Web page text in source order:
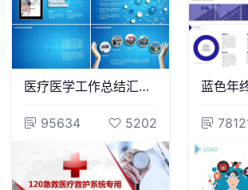
医疗医学工作总结汇报通用PPT模板(10)
95634 5202